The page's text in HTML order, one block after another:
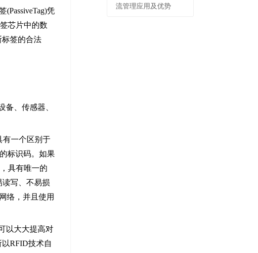
凭
芯片中的数
签的合法
、传感器、
有一个区别于
标识码。如果
具有唯一的
读写、不易损
络，并且使用
以大大提高对
RFID技术自
流管理应用及优势